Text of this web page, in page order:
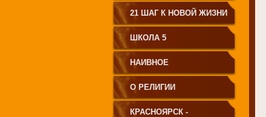
ЧАСТЬ МАТРИЦЫ
ТВОРЕНИЯ
21 ШАГ К НОВОЙ ЖИЗНИ
ШКОЛА 5
НАИВНОЕ
СВЕТОПРЕДСТАВЛЕНИЕ
О РЕЛИГИИ
КРАСНОЯРСК -